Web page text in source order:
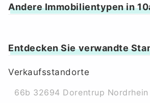
Andere Immobilientypen in
Entdecken Sie verwandte
Verkaufsstandorte
66b 32694 Dorentrup Nordrhein